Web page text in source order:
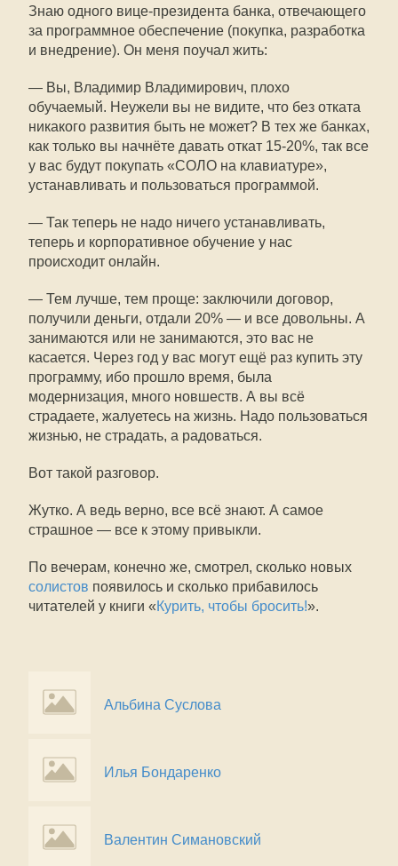
Знаю одного вице-президента банка, отвечающего
за программное обеспечение (покупка, разработка
и внедрение). Он меня поучал жить:
— Вы, Владимир Владимирович, плохо
обучаемый. Неужели вы не видите, что без отката
никакого развития быть не может? В тех же банках,
как только вы начнёте давать откат 15-20%, так все
у вас будут покупать «СОЛО на клавиатуре»,
устанавливать и пользоваться программой.
— Так теперь не надо ничего устанавливать,
теперь и корпоративное обучение у нас
происходит онлайн.
— Тем лучше, тем проще: заключили договор,
получили деньги, отдали 20% — и все довольны. А
занимаются или не занимаются, это вас не
касается. Через год у вас могут ещё раз купить эту
программу, ибо прошло время, была
модернизация, много новшеств. А вы всё
страдаете, жалуетесь на жизнь. Надо пользоваться
жизнью, не страдать, а радоваться.
Вот такой разговор.
Жутко. А ведь верно, все всё знают. А самое
страшное — все к этому привыкли.
По вечерам, конечно же, смотрел, сколько новых
солистов появилось и сколько прибавилось
читателей у книги «Курить, чтобы бросить!».
Альбина Суслова
Илья Бондаренко
Валентин Симановский